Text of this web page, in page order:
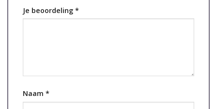
Je beoordeling *
Naam *